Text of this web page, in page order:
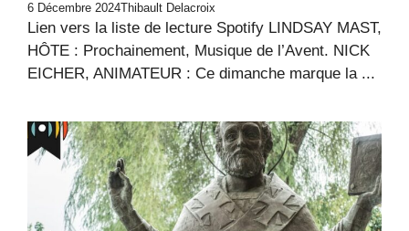
6 Décembre 2024Thibault Delacroix
Lien vers la liste de lecture Spotify LINDSAY MAST,
HÔTE : Prochainement, Musique de l’Avent. NICK
EICHER, ANIMATEUR : Ce dimanche marque la ...